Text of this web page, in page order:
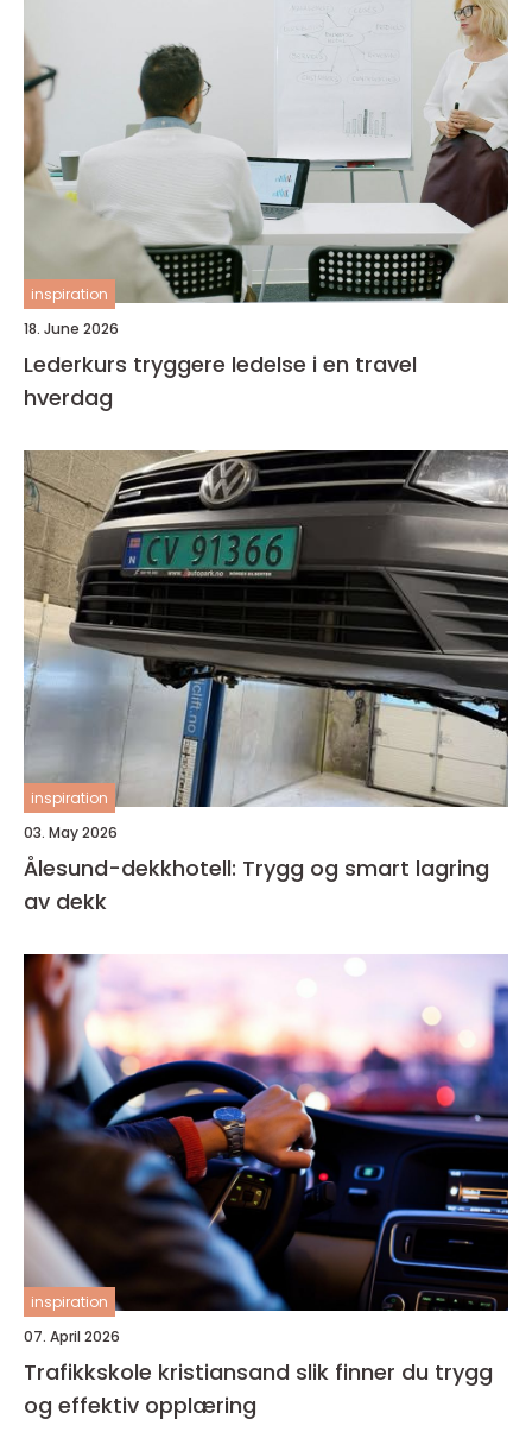
inspiration
18. June 2026
Lederkurs tryggere ledelse i en travel
hverdag
inspiration
03. May 2026
Ålesund-dekkhotell: Trygg og smart lagring
av dekk
inspiration
07. April 2026
Trafikkskole kristiansand slik finner du trygg
og effektiv opplæring